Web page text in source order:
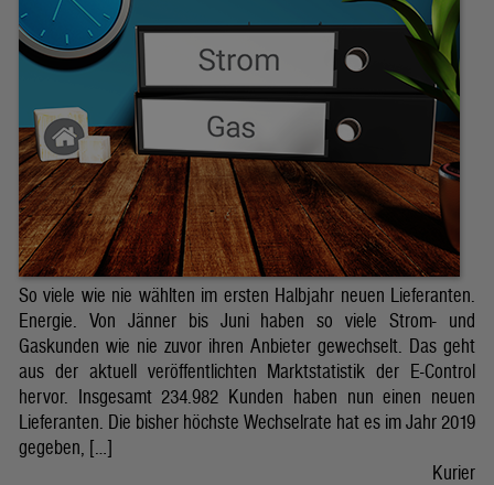
So viele wie nie wählten im ersten Halbjahr neuen Lieferanten.
Energie. Von Jänner bis Juni haben so viele Strom- und
Gaskunden wie nie zuvor ihren Anbieter gewechselt. Das geht
aus der aktuell veröffentlichten Marktstatistik der E-Control
hervor. Insgesamt 234.982 Kunden haben nun einen neuen
Lieferanten. Die bisher höchste Wechselrate hat es im Jahr 2019
gegeben, […]
Kurier